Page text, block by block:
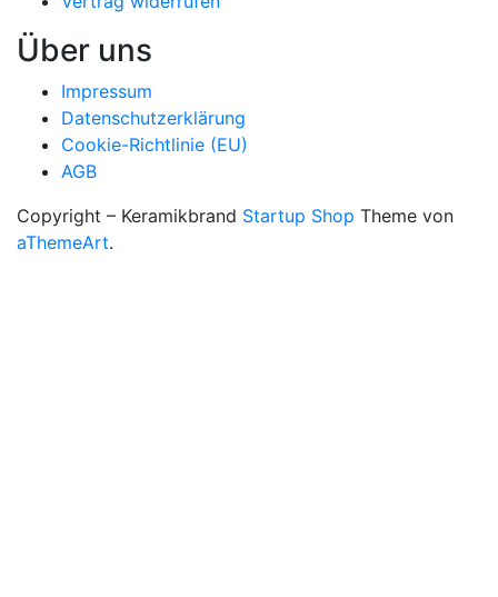
Über uns
Impressum
Datenschutzerklärung
Cookie-Richtlinie (EU)
AGB
Copyright – Keramikbrand Startup Shop Theme von
aThemeArt.